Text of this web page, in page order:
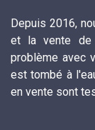
Depuis 2016,
et la vente de
problème avec
est tombé à
en vente sont